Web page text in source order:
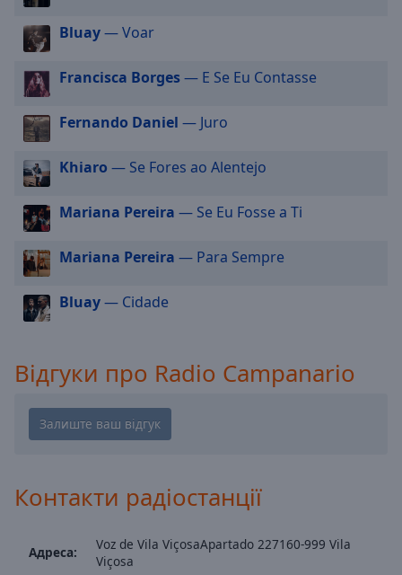
modal
window.
Beginning
dialog
window.
cancel
and
close
window.
Text
Opacity
Bluay— Voar
Francisca Borges— E Se Eu Contasse
Fernando Daniel — Juro
Khiaro — Se Fores ao Alentejo
Mariana Pereira — Se Eu Fosse a Ti
Mariana Pereira — Para Sempre
Bluay— Cidade
Відгуки про Radio Campanario
Контакти радіостанції
Адреса:
Voz de Vila ViçosaApartado 227160-999 Vila
Viçosa